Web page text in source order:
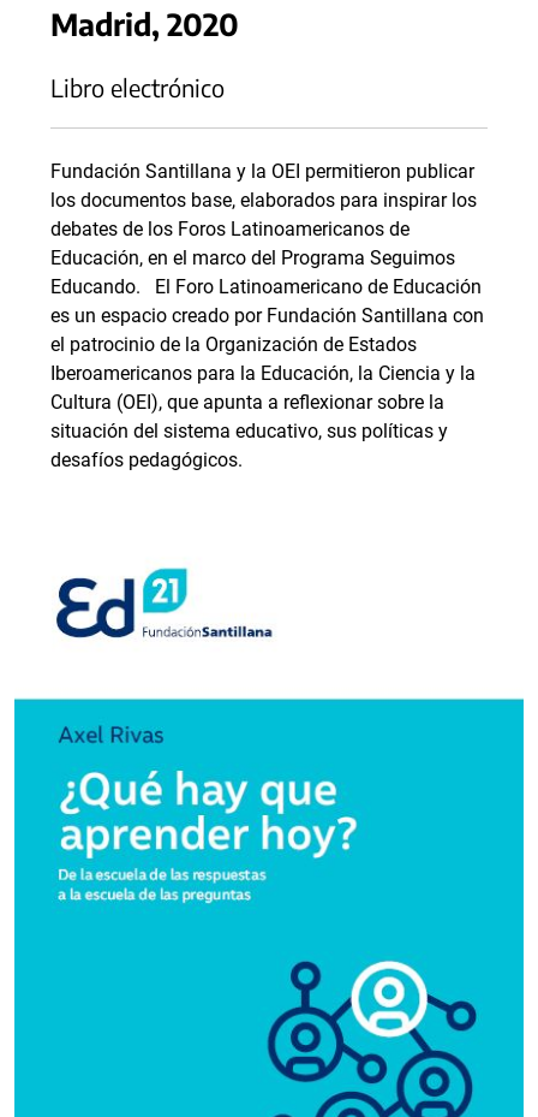
Madrid, 2020
Libro electrónico
Fundación Santillana y la OEI permitieron publicar
los documentos base, elaborados para inspirar los
debates de los Foros Latinoamericanos de
Educación, en el marco del Programa Seguimos
Educando. El Foro Latinoamericano de Educación
es un espacio creado por Fundación Santillana con
el patrocinio de la Organización de Estados
Iberoamericanos para la Educación, la Ciencia y la
Cultura (OEI), que apunta a reflexionar sobre la
situación del sistema educativo, sus políticas y
desafíos pedagógicos.